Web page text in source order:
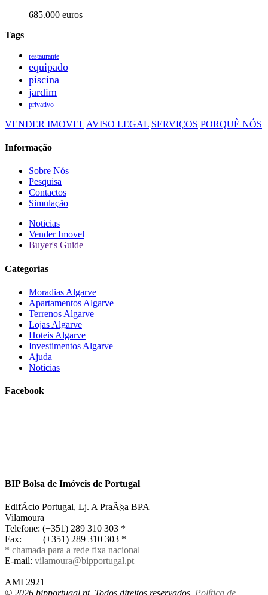
685.000 euros
Tags
restaurante
equipado
piscina
jardim
privativo
VENDER IMOVEL AVISO LEGAL SERVIÇOS PORQUÊ NÓS
Informação
Sobre Nós
Pesquisa
Contactos
Simulação
Noticias
Vender Imovel
Buyer's Guide
Categorias
Moradias Algarve
Apartamentos Algarve
Terrenos Algarve
Lojas Algarve
Hoteis Algarve
Investimentos Algarve
Ajuda
Noticias
Facebook
BIP Bolsa de Imóveis de Portugal
EdifÃ­cio Portugal, Lj. A PraÃ§a BPA
Vilamoura
Telefone: (+351) 289 310 303 *
Fax: (+351) 289 310 303 *
* chamada para a rede fixa nacional
E-mail: vilamoura@bipportugal.pt
AMI 2921
© 2026 bipportugal.pt. Todos direitos reservados. Política de